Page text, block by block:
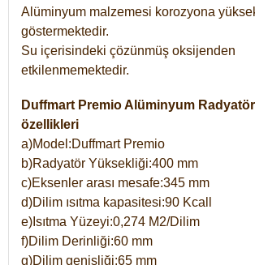
Alüminyum malzemesi korozyona
göstermektedir.
Su içerisindeki çözünmüş oksijenden
etkilenmemektedir.
Duffmart Premio Alüminyum
özellikleri
a)Model:Duffmart Premio
b)Radyatör Yüksekliği:400 mm
c)Eksenler arası mesafe:345 mm
d)Dilim ısıtma kapasitesi:90 Kcall
e)Isıtma Yüzeyi:0,274 M2/Dilim
f)Dilim Derinliği:60 mm
g)Dilim genişliği:65 mm